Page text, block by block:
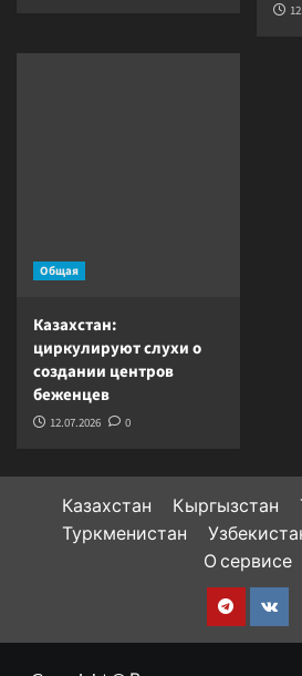
Общая
Казахстан:
циркулируют слухи о
создании центров
беженцев
12.07.2026 0
Казахстан Кыргызстан
Туркменистан
О сервисе
Telegram
VK